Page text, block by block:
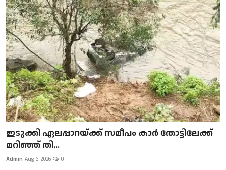
ഇടുക്കി ഏലപ്പാറയ്ക്ക് സമീപം കാർ തോട്ടിലേക്ക്
മറിഞ്ഞ് തി...
Admin Aug 6, 2026 0